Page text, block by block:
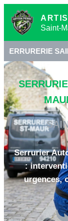
Saint-
SAINT-MAUR-
Serrurier
:
urgences,